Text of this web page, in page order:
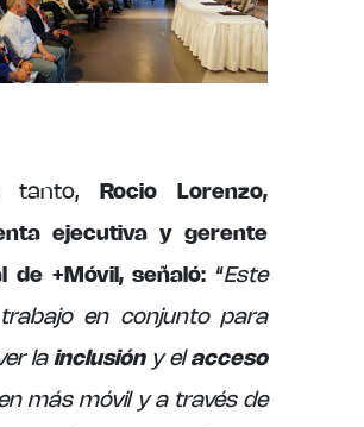
tanto, Rocio Lorenzo,
ejecutiva y gerente
de +Móvil, señaló: “Este
en conjunto para
la inclusióny elacceso
más móvil y a través de